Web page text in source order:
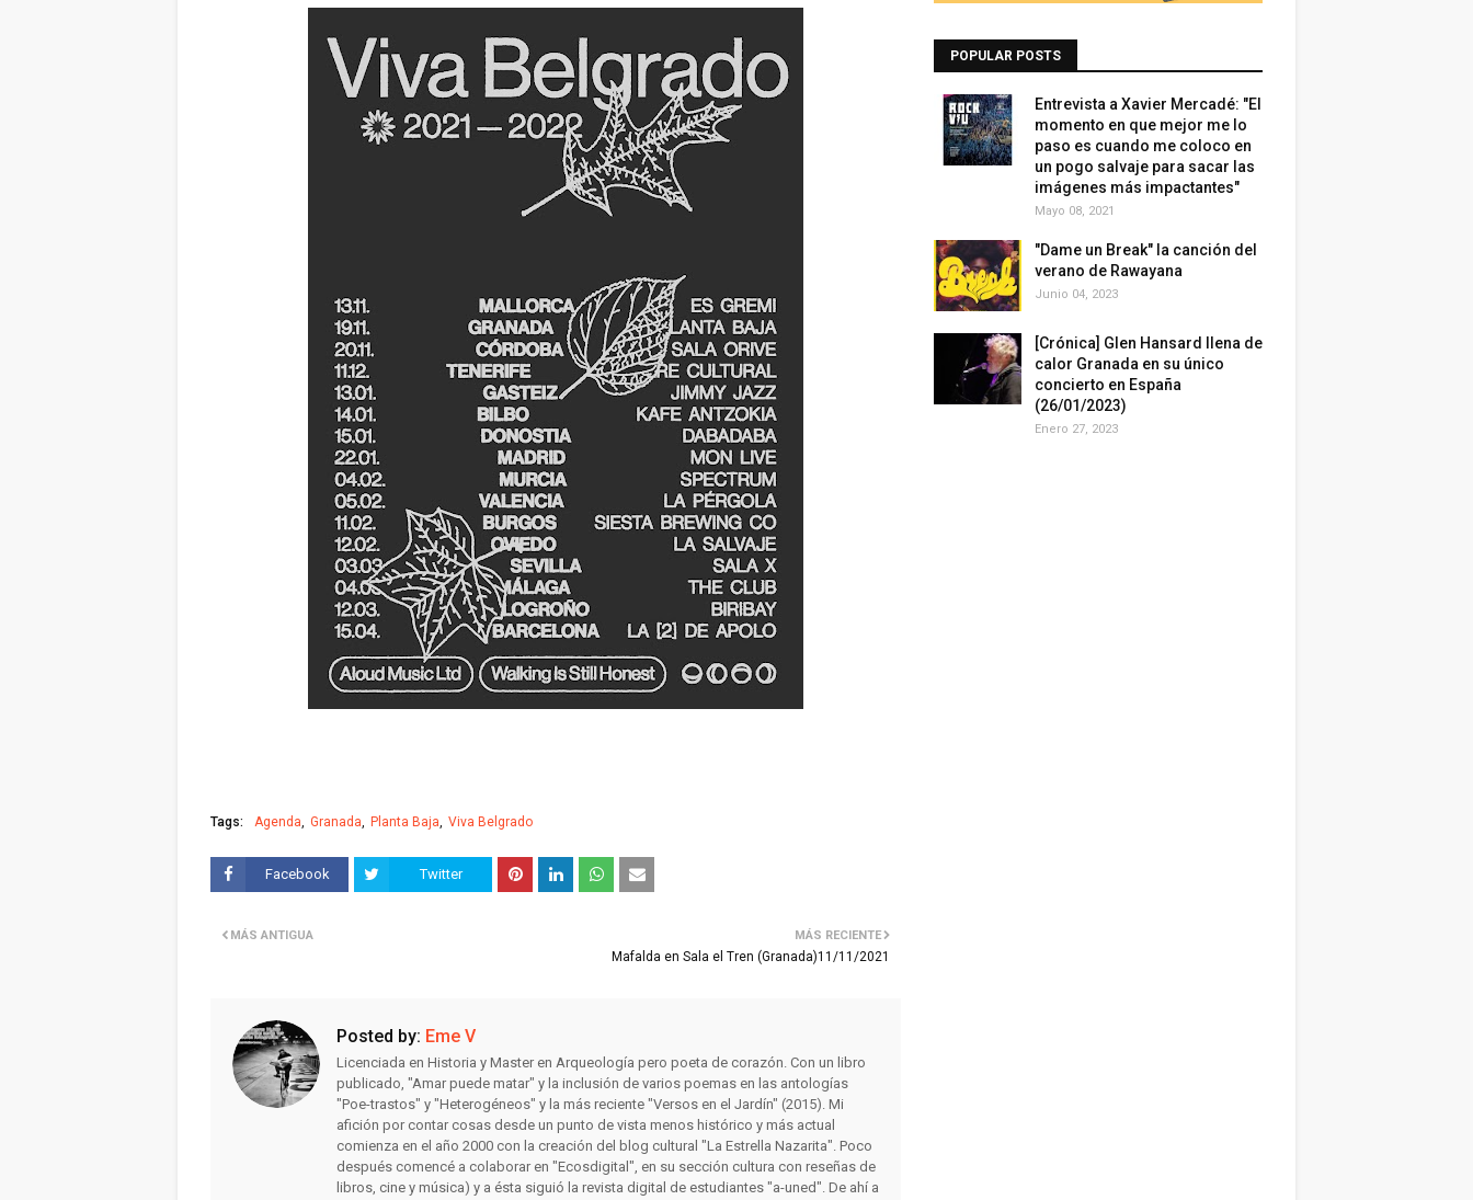
Tags: Agenda Granada Planta Baja Viva Belgrado
Facebook Twitter
MÁS RECIENTE
Mafalda en Sala el Tren (Granada)11/11/2021
MÁS ANTIGUA
Posted by: Eme V
Licenciada en Historia y Master en Arqueología pero poeta de corazón. Con un libro
publicado, "Amar puede matar" y la inclusión de varios poemas en las antologías
"Poe-trastos" y "Heterogéneos" y la más reciente "Versos en el Jardín" (2015). Mi
afición por contar cosas desde un punto de vista menos histórico y más actual
comienza en el año 2000 con la creación del blog cultural "La Estrella Nazarita". Poco
después comencé a colaborar en "Ecosdigital", en su sección cultura con reseñas de
libros, cine y música) y a ésta siguió la revista digital de estudiantes "a-uned". De ahí a
POPULAR POSTS
Entrevista a Xavier Mercadé: "El
momento en que mejor me lo
paso es cuando me coloco en
un pogo salvaje para sacar las
imágenes más impactantes"
Mayo 08, 2021
"Dame un Break" la canción del
verano de Rawayana
Junio 04, 2023
[Crónica] Glen Hansard llena de
calor Granada en su único
concierto en España
(26/01/2023)
Enero 27, 2023